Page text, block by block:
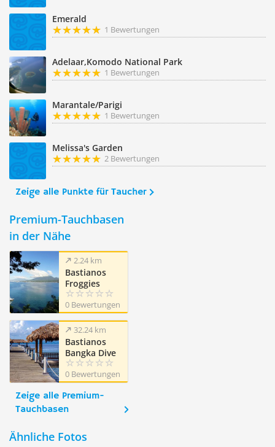
Emerald
1 Bewertungen
Adelaar,Komodo National Park
1 Bewertungen
Marantale/Parigi
1 Bewertungen
Melissa's Garden
2 Bewertungen
Zeige alle Punkte für Taucher
Premium-Tauchbasen
in der Nähe
2.24 km
Bastianos
Froggies
Lembeh Dive
Resort
0 Bewertungen
32.24 km
Bastianos
Bangka Dive
Resort
0 Bewertungen
Zeige alle Premium-
Tauchbasen
Ähnliche Fotos